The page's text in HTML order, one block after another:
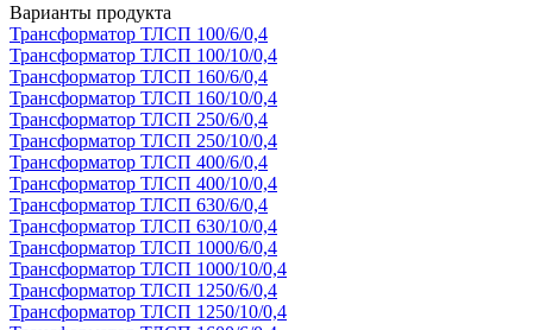
Варианты продукта
Трансформатор ТЛСП 100/6/0,4
Трансформатор ТЛСП 100/10/0,4
Трансформатор ТЛСП 160/6/0,4
Трансформатор ТЛСП 160/10/0,4
Трансформатор ТЛСП 250/6/0,4
Трансформатор ТЛСП 250/10/0,4
Трансформатор ТЛСП 400/6/0,4
Трансформатор ТЛСП 400/10/0,4
Трансформатор ТЛСП 630/6/0,4
Трансформатор ТЛСП 630/10/0,4
Трансформатор ТЛСП 1000/6/0,4
Трансформатор ТЛСП 1000/10/0,4
Трансформатор ТЛСП 1250/6/0,4
Трансформатор ТЛСП 1250/10/0,4